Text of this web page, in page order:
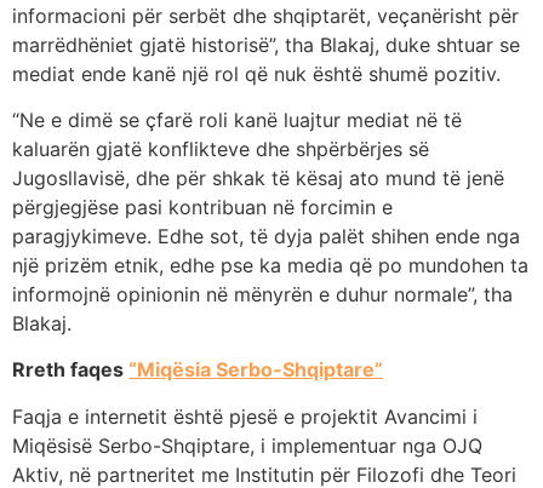
informacioni për serbët dhe shqiptarët, veçanërisht për
marrëdhëniet gjatë historisë”, tha Blakaj, duke shtuar se
mediat ende kanë një rol që nuk është shumë pozitiv.
“Ne e dimë se çfarë roli kanë luajtur mediat në të
kaluarën gjatë konflikteve dhe shpërbërjes së
Jugosllavisë, dhe për shkak të kësaj ato mund të jenë
përgjegjëse pasi kontribuan në forcimin e
paragjykimeve. Edhe sot, të dyja palët shihen ende nga
një prizëm etnik, edhe pse ka media që po mundohen ta
informojnë opinionin në mënyrën e duhur normale”, tha
Blakaj.
Rreth faqes “Miqësia Serbo-Shqiptare”
Faqja e internetit është pjesë e projektit Avancimi i
Miqësisë Serbo-Shqiptare, i implementuar nga OJQ
Aktiv, në partneritet me Institutin për Filozofi dhe Teori